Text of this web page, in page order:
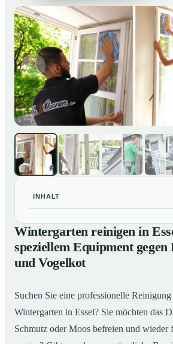
INHALT
Wintergarten reinigen in Essel: Mit
Equipment gegen Laub, Moos und
02 So läuft eine professionelle Reinigung
Wintergarten in Essel ab
Wintergarten reinigen in
speziellem Equipment
und Vogelkot
Suchen Sie eine professionelle
Wintergarten in Essel? Sie möchten das
Schmutz oder Moos befreien und wieder